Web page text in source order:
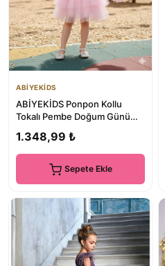
ABİYEKİDS
ABİYEKİDS Ponpon Kollu
Tokalı Pembe Doğum Günü
Mezuniye...
1.348,99 ₺
Sepete Ekle